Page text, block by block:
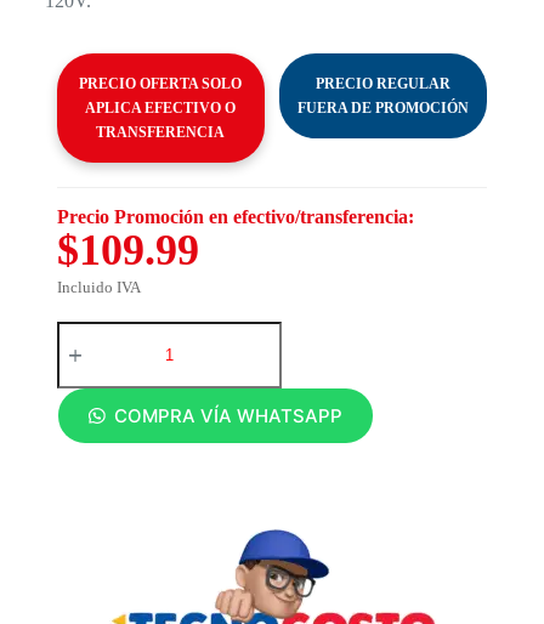
PRECIO OFERTA SOLO
APLICA EFECTIVO O
TRANSFERENCIA
PRECIO REGULAR
FUERA DE PROMOCIÓN
Precio Promoción en efectivo/transferencia:
$109.99
Incluido IVA
COMPRA VÍA WHATSAPP